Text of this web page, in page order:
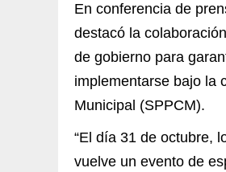
En conferencia de
destacó la
de gobierno para
implementarse bajo la
Municipal (SPPCM).
“El día 31 de octubre,
vuelve un evento de